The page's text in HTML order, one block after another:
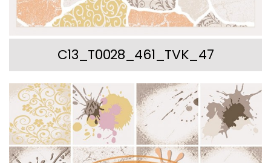
C13_T0028_461_TVK_47